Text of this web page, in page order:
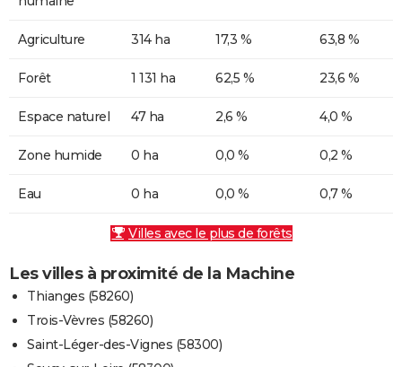
Agriculture 314 ha 17,3 % 63,8 %
Forêt 1 131 ha 62,5 % 23,6 %
Espace naturel 47 ha 2,6 % 4,0 %
Zone humide 0 ha 0,0 % 0,2 %
Eau 0 ha 0,0 % 0,7 %
Villes avec le plus de forêts
Les villes à proximité de la Machine
Thianges (58260)
Trois-Vèvres (58260)
Saint-Léger-des-Vignes (58300)